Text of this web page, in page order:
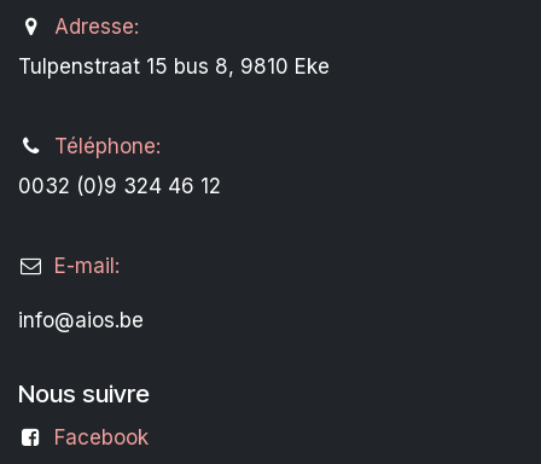
Adresse:
Tulpenstraat 15 bus 8, 9810 Eke
Téléphone:
0032 (0)9 324 46 12
E-mail:
info@aios.be
Nous suivre
Facebook